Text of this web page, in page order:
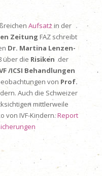
Aufsatz in der
Zeitung FAZ schreibt
Dr. Martina Lenzen-
über die Risiken der
/ICSI Behandlungen
von Prof.
Auch die Schweizer
mittlerweile
von IVF-Kindern.Report